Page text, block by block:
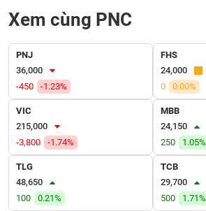
Xem cùng PNC
PNJ
36,000
-450
-1.23%
FHS
24,000
0
0.00%
VIC
215,000
-3,800
-1.74%
MBB
24,150
250
1.05%
TLG
48,650
100
0.21%
TCB
29,700
500
1.71%
TRUYỀN
BẤT
ĐỘNG